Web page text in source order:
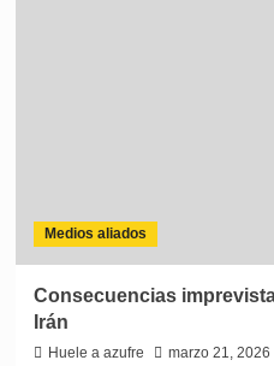
Medios aliados
Consecuencias
Irán
Huele a azufre marzo 21, 2026